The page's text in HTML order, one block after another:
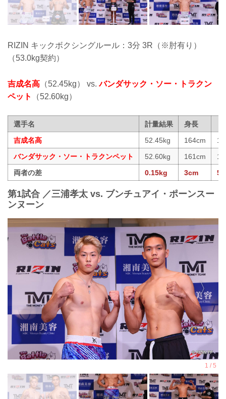
RIZIN キックボクシングルール：3分 3R（※肘有り）
（53.0kg契約）
吉成名高 （52.45kg） vs.バンダサック・ソー・トラクン
ペット
（52.60kg）
選手名 計量結果 身長
吉成名高
52.45kg 164cm
バンダサック・ソー・トラクンペット
52.60kg 161cm
両者の差
0.15kg 3cm
第1試合 ／三浦孝太 vs. ブンチュアイ・ポーンスー
ンヌーン